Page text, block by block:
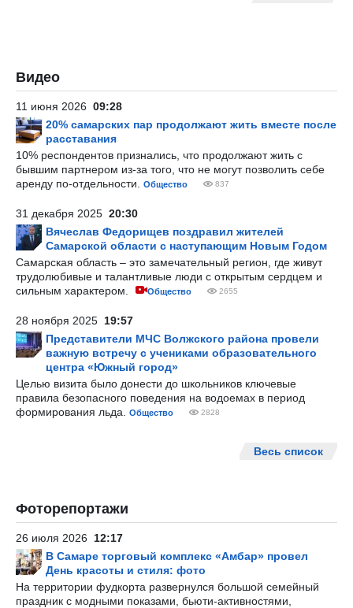
Видео
11 июня 2026 09:28
20% самарских пар продолжают жить вместе после
расставания
10% респондентов признались, что продолжают жить с
бывшим партнером из-за того, что не могут позволить себе
аренду по-отдельности.
Общество 837
31 декабря 2025 20:30
Вячеслав Федорищев поздравил жителей
Самарской области с наступающим Новым Годом
Самарская область – это замечательный регион, где живут
трудолюбивые и талантливые люди с открытым сердцем и
сильным характером.
Общество 2655
28 ноября 2025 19:57
Представители МЧС Волжского района провели
важную встречу с учениками образовательного
центра «Южный город»
Целью визита было донести до школьников ключевые
правила безопасного поведения на водоемах в период
формирования льда.
Общество 2828
Весь список
Фоторепортажи
26 июля 2026 12:17
В Самаре торговый комплекс «Амбар» провел
День красоты и стиля: фото
На территории фудкорта развернулся большой семейный
праздник с модными показами, бьюти-активностями,